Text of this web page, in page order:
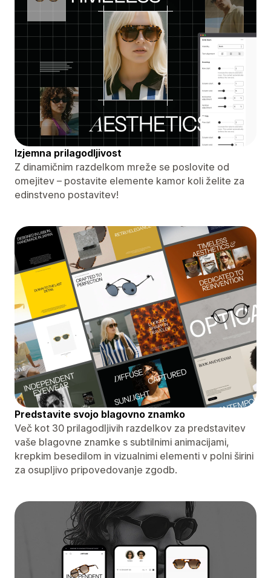
Izjemna prilagodljivost
Z dinamičnim razdelkom mreže se poslovite od
omejitev – postavite elemente kamor koli želite za
edinstveno postavitev!
Predstavite svojo blagovno znamko
Več kot 30 prilagodljivih razdelkov za predstavitev
vaše blagovne znamke s subtilnimi animacijami,
krepkim besedilom in vizualnimi elementi v polni širini
za osupljivo pripovedovanje zgodb.